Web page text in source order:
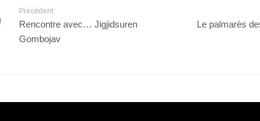
Précédent
Rencontre avec… Jigjidsuren
Gombojav
Le palmarès